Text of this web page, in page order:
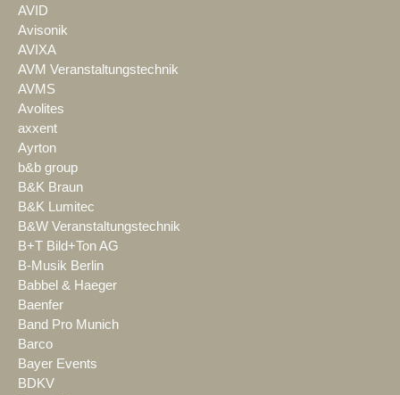
AVID
Avisonik
AVIXA
AVM Veranstaltungstechnik
AVMS
Avolites
axxent
Ayrton
b&b group
B&K Braun
B&K Lumitec
B&W Veranstaltungstechnik
B+T Bild+Ton AG
B-Musik Berlin
Babbel & Haeger
Baenfer
Band Pro Munich
Barco
Bayer Events
BDKV